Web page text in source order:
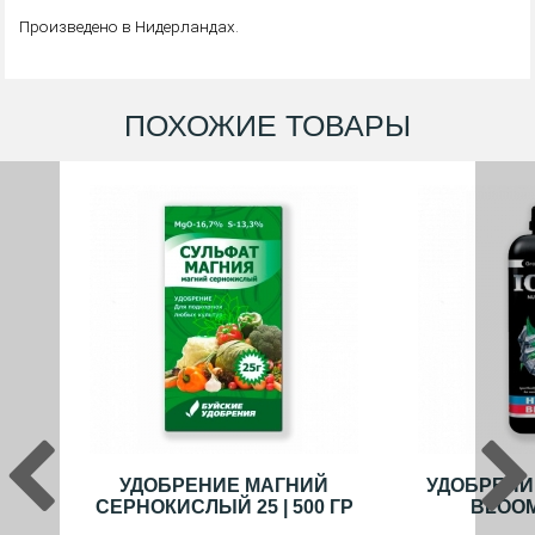
Произведено в Нидерландах.
ПОХОЖИЕ ТОВАРЫ
УДОБРЕНИЕ МАГНИЙ
СЕРНОКИСЛЫЙ 25 | 500 ГР